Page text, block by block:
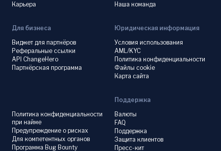
Карьера
Наша команда
Для бизнеса
Виджет для партнёров
Реферальные ссылки
API ChangeHero
Партнёрская программа
Юридическая информация
Условия использования
AML/KYC
Политика конфиденциальности
Файлы cookie
Карта сайта
Политика конфиденциальности
при найме
Предупреждение о рисках
Для компетентных органов
Программа Bug Bounty
Поддержка
Валюты
FAQ
Поддержка
Защита клиентов
Пресс-кит